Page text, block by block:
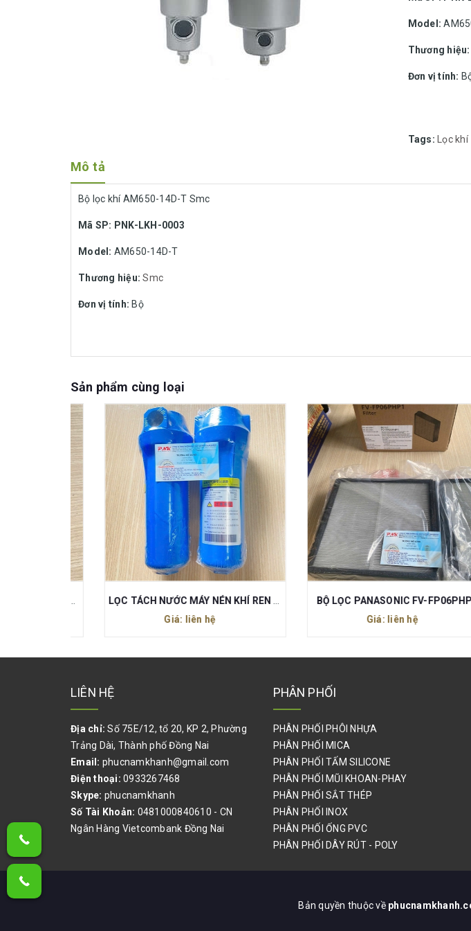
Model:
Thương hiệu:
Đơn vị tính:
Tags: Lọc khí
Mô tả
Bộ lọc khí AM650-14D-T Smc
Mã SP: PNK-LKH-0003
Model: AM650-14D-T
Thương hiệu:Smc
Đơn vị tính: Bộ
Sản phẩm cùng loại
LỌC TÁCH NƯỚC MÁY NÉN KHÍ REN 27 P-015
Giá: liên hệ
BỘ LỌC PANASONIC FV-FP06PHP1
Giá: liên hệ
LIÊN HỆ
Địa chỉ: Số 75E/12, tổ 20, KP 2, Phường
Trảng Dài, Thành phố Đồng Nai
Email: phucnamkhanh@gmail.com
Điện thoại: 0933267468
Skype: phucnamkhanh
Số Tài Khoản: 0481000840610 - CN
Ngân Hàng Vietcombank Đồng Nai
PHÂN PHỐI
PHÂN PHỐI PHÔI NHỰA
PHÂN PHỐI MICA
PHÂN PHỐI TẤM SILICONE
PHÂN PHỐI MŨI KHOAN-PHAY
PHÂN PHỐI SẮT THÉP
PHÂN PHỐI INOX
PHÂN PHỐI ỐNG PVC
PHÂN PHỐI DÂY RÚT - POLY
Bản quyền thuộc về